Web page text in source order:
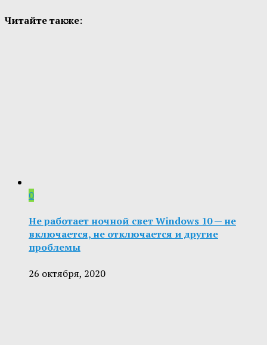
Читайте также:
0
Не работает ночной свет Windows 10 — не
включается, не отключается и другие
проблемы
26 октября, 2020